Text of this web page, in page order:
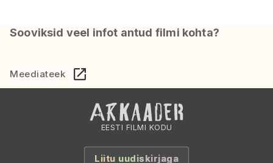
Sooviksid veel infot antud filmi kohta?
Meediateek
EESTI FILMI KODU
Liitu uudiskirjaga